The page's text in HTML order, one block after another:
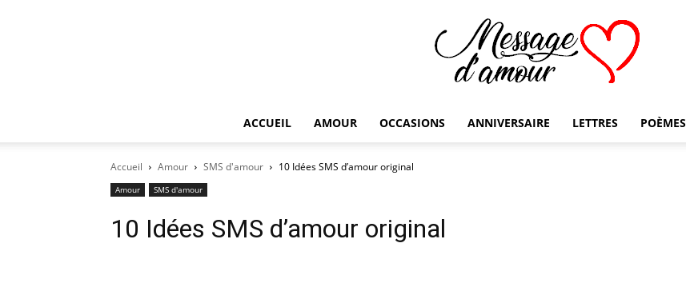
ACCUEIL AMOUR OCCASIONS ANNIVERSAIRE LETTRES POÈMES
Accueil Amour SMS d'amour 10 Idées SMS d’amour original
Amour SMS d'amour
10 Idées SMS d’amour original